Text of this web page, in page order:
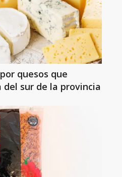
quesos que
del sur de la provincia